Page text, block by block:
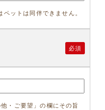
ットは同伴できません。
必須
・ご要望」の欄にその旨